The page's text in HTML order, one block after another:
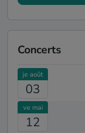
Concerts
je août
03
ve mai
12